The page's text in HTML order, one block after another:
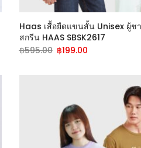
Haas เสื้อยืดแขนสั้น Unisex ผู้ช
สกรีน HAAS SBSK2617
฿595.00 ฿199.00